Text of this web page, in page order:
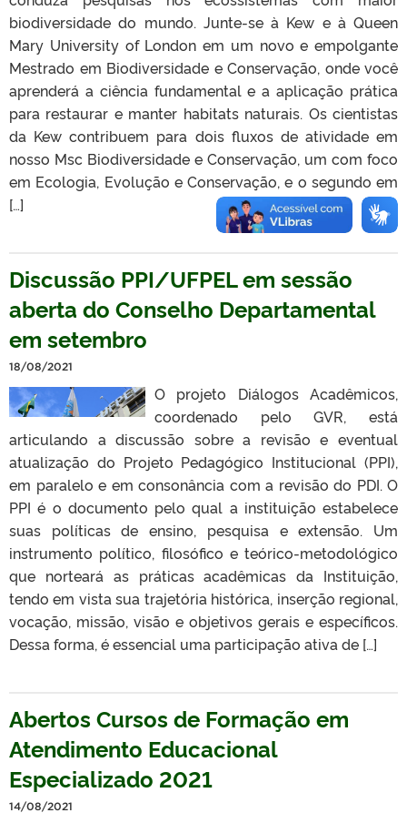
biodiversidade do mundo. Junte-se à Kew e à Queen
Mary University of London em um novo e empolgante
Mestrado em Biodiversidade e Conservação, onde você
aprenderá a ciência fundamental e a aplicação prática
para restaurar e manter habitats naturais. Os cientistas
da Kew contribuem para dois fluxos de atividade em
nosso Msc Biodiversidade e Conservação, um com foco
em Ecologia, Evolução e Conservação, e o segundo em
[…]
Discussão PPI/UFPEL em sessão
aberta do Conselho Departamental
em setembro
18/08/2021
O projeto Diálogos Acadêmicos,
coordenado pelo GVR, está
articulando a discussão sobre a revisão e eventual
atualização do Projeto Pedagógico Institucional (PPI),
em paralelo e em consonância com a revisão do PDI. O
PPI é o documento pelo qual a instituição estabelece
suas políticas de ensino, pesquisa e extensão. Um
instrumento político, filosófico e teórico-metodológico
que norteará as práticas acadêmicas da Instituição,
tendo em vista sua trajetória histórica, inserção regional,
vocação, missão, visão e objetivos gerais e específicos.
Dessa forma, é essencial uma participação ativa de […]
Abertos Cursos de Formação em
Atendimento Educacional
Especializado 2021
14/08/2021